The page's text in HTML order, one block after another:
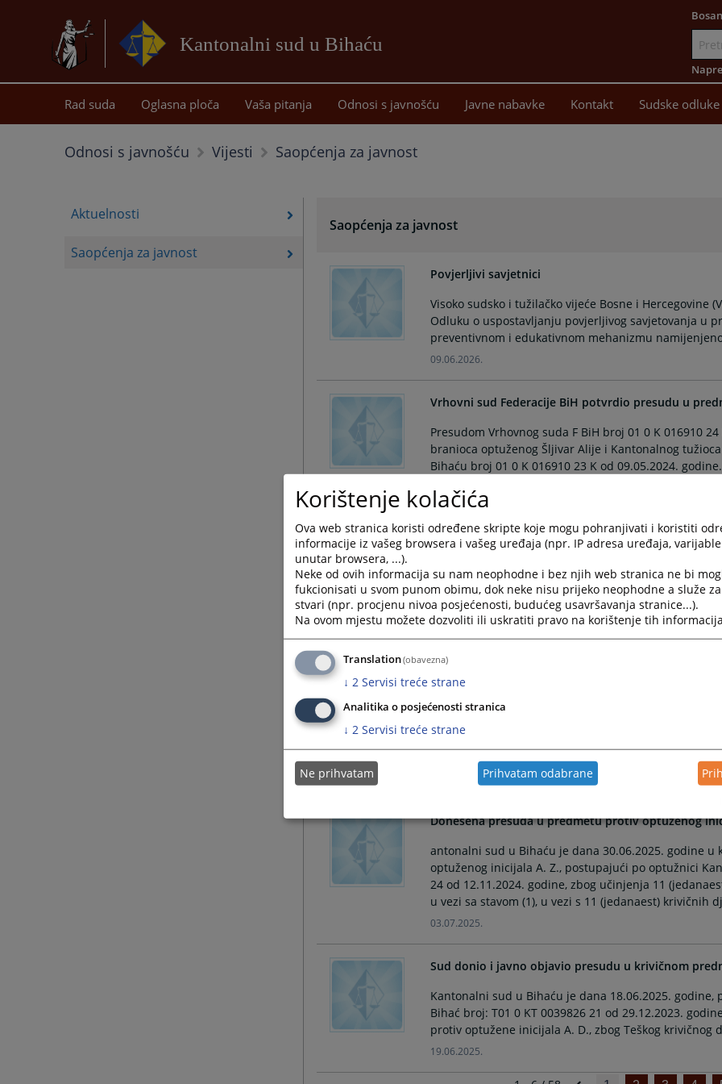
Kantonalni sud u Bihaću
sadržaj
Rad suda Oglasna ploča Vaša pitanja Odnosi s javnošću Javne nabavke Kontakt Sudske odluke
Odnosi s javnošću Vijesti Saopćenja za javnost
Aktuelnosti
Saopćenja za javnost
Saopćenja za javnost
Povjerljivi savjetnici
Visoko sudsko i tužilačko vijeće Bosne i Hercegovine
Odluku o uspostavljanju povjerljivog savjetovanja u
preventivnom i edukativnom mehanizmu
09.06.2026.
Vrhovni sud Federacije BiH potvrdio presudu u
Presudom Vrhovnog suda F BiH broj 01 0 K 016910
branioca optuženog Šljivar Alije i Kantonalnog
Bihaću broj 01 0 K 016910 23 K od 09.05.2024.
Šljivar Alija oglašen krivim za krivično djelo
07.01.2026.
Donesena presuda u predmetu Koljić Mehmedalija
Kantonalni sud u Bihaću je dana 15.12.2025. godine
optuženi Koljić Mehmedalija oglašen krivim zbog
zakona Federacije Bosne i Hercegovine (KZ F BiH) za
Sud donio i javno objavio presudu u krivičnom
Kantonalni sud u Bihaću je dana 17.11.2025.
Bihać broj: T01 1 KT 0006736 24 od
protiv optuženog Mehemeda Vukalića, radi krivičnih
tri lica (H. N., K. N. i M. G.) u sticaju sa krivičnim
Donesena presuda u predmetu protiv optuženog
antonalni sud u Bihaću je dana 30.06.2025. godine
optuženog inicijala A. Z., postupajući po optužnici
24 od 12.11.2024. godine, zbog učinjenja 11
u vezi sa stavom (1), u vezi s 11 (jedanaest) krivičnih
03.07.2025.
Sud donio i javno objavio presudu u krivičnom
Kantonalni sud u Bihaću je dana 18.06.2025.
Bihać broj: T01 0 KT 0039826 21 od 29.12.2023.
protiv optužene inicijala A. D., zbog Teškog krivičnog
19.06.2025.
Korištenje kolačića
Ova web stranica koristi određene skripte koje mogu pohranjivati i koristiti
informacije iz vašeg browsera i vašeg uređaja (npr. IP adresa uređaja,
unutar browsera, ...).
Neke od ovih informacija su nam neophodne i bez njih web stranica ne bi
fukcionisati u svom punom obimu, dok neke nisu prijeko neophodne a služe
stvari (npr. procjenu nivoa posjećenosti, budućeg usavršavanja stranice...).
Na ovom mjestu možete dozvoliti ili uskratiti pravo na korištenje tih
Translation(obavezna)
↓ 2 Servisi treće strane
Analitika o posjećenosti stranica
↓ 2 Servisi treće strane
Ne prihvatam Prihvatam odabrane